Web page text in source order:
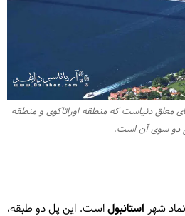
معلق دنیاست که منطقه اوراتاکوی و منطقه
دو سوی آن است.
شهر استانبولاست. این پل دو طبقه،